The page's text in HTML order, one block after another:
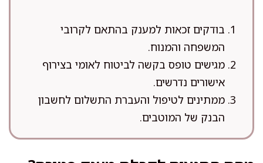
בודקים זכאות למענק בהתאם לקרובי
המשפחה והמנוח.
מגישים טופס בקשה לביטוח לאומי בצירוף
אישורים נדרשים.
ממתינים לטיפול והעברת התשלום לחשבון
הבנק של המוטבים.